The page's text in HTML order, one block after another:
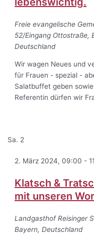
Freie evangelische
52/Eingang Ottostraße,
Deutschland
Wir wagen Neues und
für Frauen - spezial -
Salatbuffet geben
Referentin dürfen wir
Sa. 2
2. März 2024, 09:00 -
Klatsch &
mit unseren
Landgasthof Reisinger
Bayern, Deutschland